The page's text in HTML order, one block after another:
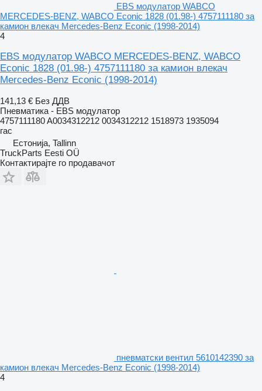
EBS модулатор WABCO
MERCEDES-BENZ, WABCO Econic 1828 (01.98-) 4757111180 за
камион влекач Mercedes-Benz Econic (1998-2014)
4
EBS модулатор WABCO MERCEDES-BENZ, WABCO
Econic 1828 (01.98-) 4757111180 за камион влекач
Mercedes-Benz Econic (1998-2014)
141,13 € Без ДДВ
Пневматика - EBS модулатор
4757111180 A0034312212 0034312212 1518973 1935094
гас
Естонија, Tallinn
TruckParts Eesti OÜ
Контактирајте го продавачот
пневматски вентил 5610142390 за
камион влекач Mercedes-Benz Econic (1998-2014)
4